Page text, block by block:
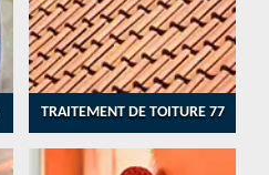
TRAITEMENT DE TOITURE 77